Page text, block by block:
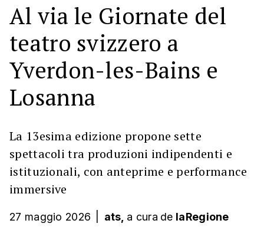
Al via le Giornate del
teatro svizzero a
Yverdon-les-Bains e
Losanna
La 13esima edizione propone sette
spettacoli tra produzioni indipendenti e
istituzionali, con anteprime e performance
immersive
27 maggio 2026 ats, a cura de laRegione